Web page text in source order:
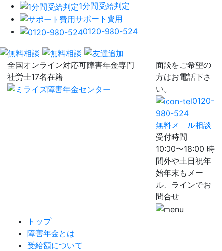
1分間受給判定
サポート費用
0120-980-524
全国オンライン対応可障害年金専門
社労士17名在籍
面談をご希望の
方はお電話下さ
い。
0120-
980-524
無料メール相談
受付時間
10:00〜18:00 時
間外や土日祝年
始年末もメー
ル、ラインでお
問合せ
トップ
障害年金とは
受給額について